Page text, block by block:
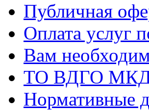
Публичная
Оплата
Вам
ТО ВДГО
Нормативные